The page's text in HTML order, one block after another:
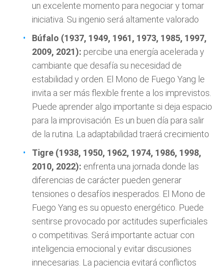
un excelente momento para negociar y tomar
iniciativa. Su ingenio será altamente valorado
Búfalo (1937, 1949, 1961, 1973, 1985, 1997,
2009, 2021): percibe una energía acelerada y
cambiante que desafía su necesidad de
estabilidad y orden. El Mono de Fuego Yang le
invita a ser más flexible frente a los imprevistos.
Puede aprender algo importante si deja espacio
para la improvisación. Es un buen día para salir
de la rutina. La adaptabilidad traerá crecimiento
Tigre (1938, 1950, 1962, 1974, 1986, 1998,
2010, 2022): enfrenta una jornada donde las
diferencias de carácter pueden generar
tensiones o desafíos inesperados. El Mono de
Fuego Yang es su opuesto energético. Puede
sentirse provocado por actitudes superficiales
o competitivas. Será importante actuar con
inteligencia emocional y evitar discusiones
innecesarias. La paciencia evitará conflictos